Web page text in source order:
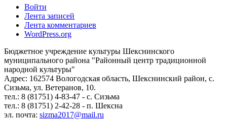
Войти
Лента записей
Лента комментариев
WordPress.org
Бюджетное учреждение культуры Шекснинского
муниципального района "Районный центр традиционной
народной культуры"
Адрес: 162574 Вологодская область, Шекснинский район, с.
Сизьма, ул. Ветеранов, 10.
тел.: 8 (81751) 4-83-47 - с. Сизьма
тел.: 8 (81751) 2-42-28 - п. Шексна
эл. почта: sizma2017@mail.ru